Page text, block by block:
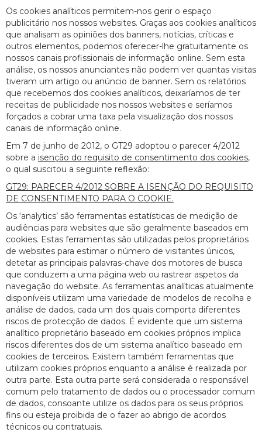
Os cookies analíticos permitem-nos gerir o espaço
publicitário nos nossos websites. Graças aos cookies analíticos
que analisam as opiniões dos banners, notícias, críticas e
outros elementos, podemos oferecer-lhe gratuitamente os
nossos canais profissionais de informação online. Sem esta
análise, os nossos anunciantes não podem ver quantas visitas
tiveram um artigo ou anúncio de banner. Sem os relatórios
que recebemos dos cookies analíticos, deixaríamos de ter
receitas de publicidade nos nossos websites e seríamos
forçados a cobrar uma taxa pela visualização dos nossos
canais de informação online.
Em 7 de junho de 2012, o GT29 adoptou o parecer 4/2012
sobre a isenção do requisito de consentimento dos cookies,
o qual suscitou a seguinte reflexão:
GT29: PARECER 4/2012 SOBRE A ISENÇÃO DO REQUISITO
DE CONSENTIMENTO PARA O COOKIE.
Os ‘analytics’ são ferramentas estatísticas de medição de
audiências para websites que são geralmente baseados em
cookies. Estas ferramentas são utilizadas pelos proprietários
de websites para estimar o número de visitantes únicos,
detetar as principais palavras-chave dos motores de busca
que conduzem a uma página web ou rastrear aspetos da
navegação do website. As ferramentas analíticas atualmente
disponíveis utilizam uma variedade de modelos de recolha e
análise de dados, cada um dos quais comporta diferentes
riscos de protecção de dados. É evidente que um sistema
analítico proprietário baseado em cookies próprios implica
riscos diferentes dos de um sistema analítico baseado em
cookies de terceiros. Existem também ferramentas que
utilizam cookies próprios enquanto a análise é realizada por
outra parte. Esta outra parte será considerada o responsável
comum pelo tratamento de dados ou o processador comum
de dados, consoante utilize os dados para os seus próprios
fins ou esteja proibida de o fazer ao abrigo de acordos
técnicos ou contratuais.